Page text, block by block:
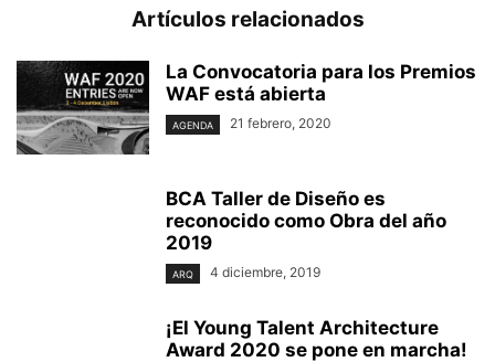
Artículos relacionados
La Convocatoria para los Premios
WAF está abierta
AGENDA 21 febrero, 2020
BCA Taller de Diseño es
reconocido como Obra del año
2019
ARQ 4 diciembre, 2019
¡El Young Talent Architecture
Award 2020 se pone en marcha!